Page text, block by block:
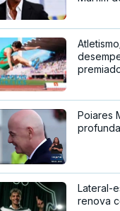
Poiares
Lateral-
renova